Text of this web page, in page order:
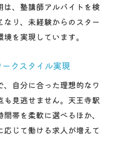
、塾講師アルバイトを検
り、未経験からのスター
を実現しています。
クスタイル実現
自分に合った理想的なワ
見逃せません。天王寺駅
帯を柔軟に選べるほか、
じて働ける求人が増えて